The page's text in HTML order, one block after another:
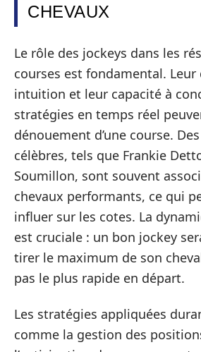
CHEVAUX
Le rôle des jockeys dans les
courses est fondamental.
intuition et leur capacité à
stratégies en temps réel
dénouement d’une course.
célèbres, tels que Frankie
Soumillon, sont souvent
chevaux performants, ce qui
influer sur les cotes. La
est cruciale : un bon jockey
tirer le maximum de son
pas le plus rapide en départ.
Les stratégies appliquées
comme la gestion des